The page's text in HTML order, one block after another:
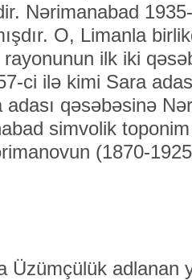
Nərimanabad
O, Limanla
ilk iki
ci ilə kimi Sara
qəsəbəsinə
simvolik
(1870-
Üzümçülük adlanan